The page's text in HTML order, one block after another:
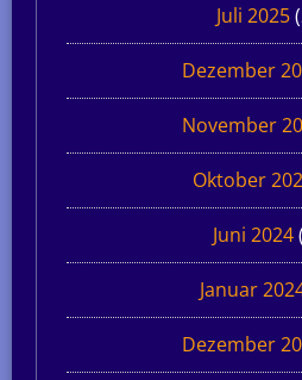
Juli 2025
Dezember
November
Oktober
Juni 2024
Januar
Dezember